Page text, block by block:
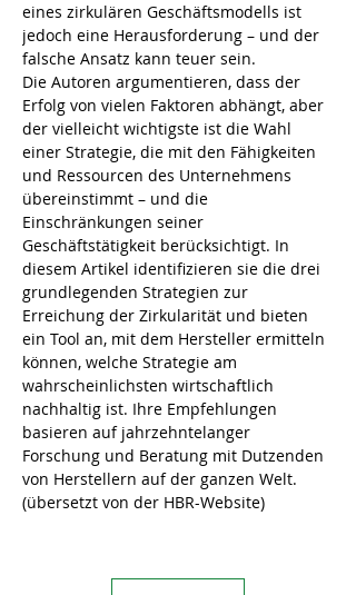
eines zirkulären Geschäftsmodells ist
jedoch eine Herausforderung – und der
falsche Ansatz kann teuer sein.
Die Autoren argumentieren, dass der
Erfolg von vielen Faktoren abhängt, aber
der vielleicht wichtigste ist die Wahl
einer Strategie, die mit den Fähigkeiten
und Ressourcen des Unternehmens
übereinstimmt – und die
Einschränkungen seiner
Geschäftstätigkeit berücksichtigt. In
diesem Artikel identifizieren sie die drei
grundlegenden Strategien zur
Erreichung der Zirkularität und bieten
ein Tool an, mit dem Hersteller ermitteln
können, welche Strategie am
wahrscheinlichsten wirtschaftlich
nachhaltig ist. Ihre Empfehlungen
basieren auf jahrzehntelanger
Forschung und Beratung mit Dutzenden
von Herstellern auf der ganzen Welt.
(übersetzt von der HBR-Website)